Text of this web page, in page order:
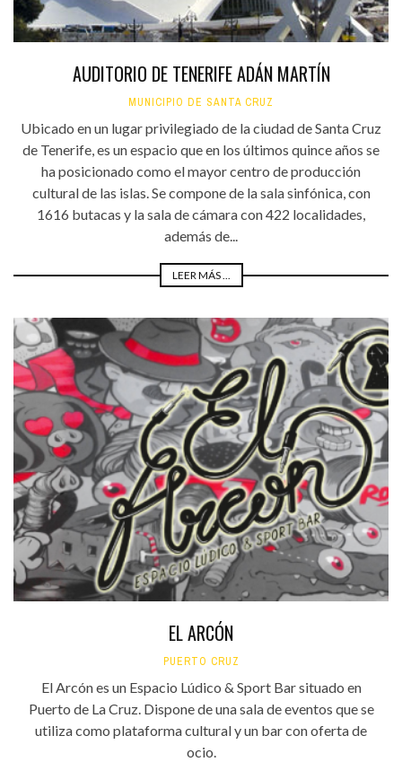
AUDITORIO DE TENERIFE ADÁN MARTÍN
MUNICIPIO DE SANTA CRUZ
Ubicado en un lugar privilegiado de la ciudad de Santa Cruz
de Tenerife, es un espacio que en los últimos quince años se
ha posicionado como el mayor centro de producción
cultural de las islas. Se compone de la sala sinfónica, con
1616 butacas y la sala de cámara con 422 localidades,
además de...
LEER MÁS ...
EL ARCÓN
PUERTO CRUZ
El Arcón es un Espacio Lúdico & Sport Bar situado en
Puerto de La Cruz. Dispone de una sala de eventos que se
utiliza como plataforma cultural y un bar con oferta de
ocio.